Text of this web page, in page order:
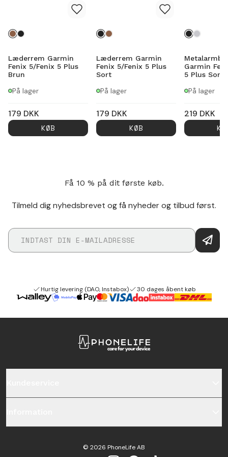
Læderrem Garmin
Fenix 5/Fenix 5 Plus
Brun
På lager
179 DKK
KØB
Læderrem Garmin
Fenix 5/Fenix 5 Plus
Sort
På lager
179 DKK
KØB
Garmin
5 Plus Sort
På lager
219 DKK
Få 10 % på dit første køb.
Tilmeld dig nyhedsbrevet og få nyheder og tilbud først.
Hurtig levering (DAO, Instabox) 30 dages åbent køb
© 2026 PhoneLife AB